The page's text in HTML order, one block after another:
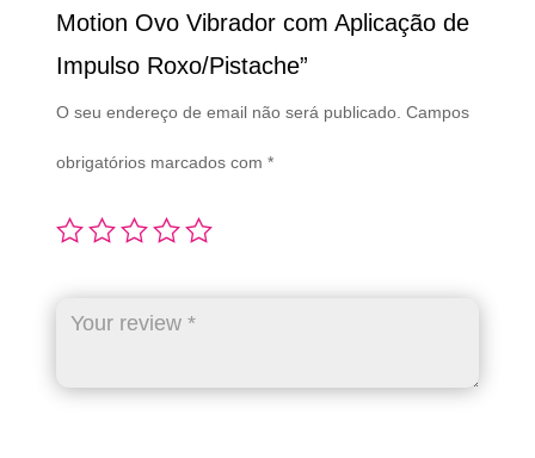
Motion Ovo Vibrador com Aplicação de
Impulso Roxo/Pistache”
O seu endereço de email não será publicado. Campos
obrigatórios marcados com *